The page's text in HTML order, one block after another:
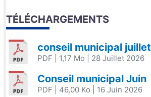
TÉLÉCHARGEMENTS
conseil municipal juillet
PDF | 1,17 Mo | 28 Juillet 2026
Conseil municipal Juin
PDF | 46,00 Ko | 16 Juin 2026